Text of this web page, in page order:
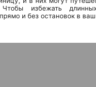
Чтобы избежать
и без остановок в ваш